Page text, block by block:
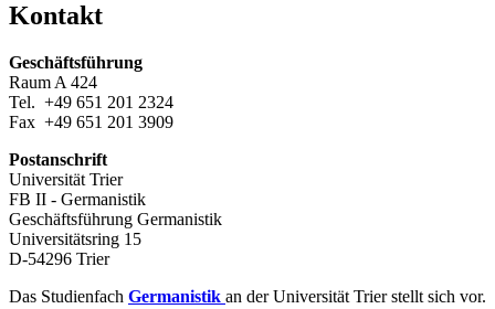
Kontakt
Geschäftsführung
Raum A 424
Tel. +49 651 201 2324
Fax +49 651 201 3909
Postanschrift
Universität Trier
FB II - Germanistik
Geschäftsführung Germanistik
Universitätsring 15
D-54296 Trier
Das Studienfach Germanistik an der Universität Trier stellt sich vor.